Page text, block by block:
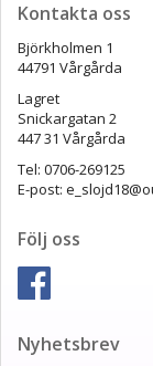
Kontakta oss
Björkholmen 1
44791 Vårgårda
Lagret
Snickargatan 2
447 31 Vårgårda
Tel: 0706-269125
E-post:
Följ oss
Nyhetsbrev